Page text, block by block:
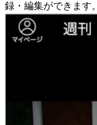
録・編集ができます。